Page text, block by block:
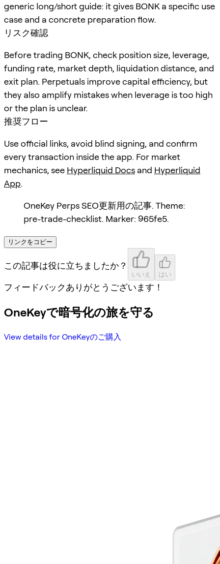
generic long/short guide: it gives BONK a specific use
case and a concrete preparation flow.
リスク確認
Before trading BONK, check position size, leverage,
funding rate, market depth, liquidation distance, and
exit plan. Perpetuals improve capital efficiency, but
they also amplify mistakes when leverage is too high
or the plan is unclear.
推奨フロー
Use official links, avoid blind signing, and confirm
every transaction inside the app. For market
mechanics, see Hyperliquid Docs and Hyperliquid
App.
OneKey Perps SEO更新用の記事. Theme:
pre-trade-checklist. Marker: 965fe5.
リンクをコピー
この記事は役に立ちましたか？
いいえ はい
フィードバックありがとうございます！
OneKeyで暗号化の旅を守る
View details for OneKeyのご購入